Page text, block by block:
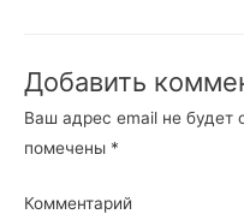
Добавить
Ваш адрес email не будет
помечены *
Комментарий